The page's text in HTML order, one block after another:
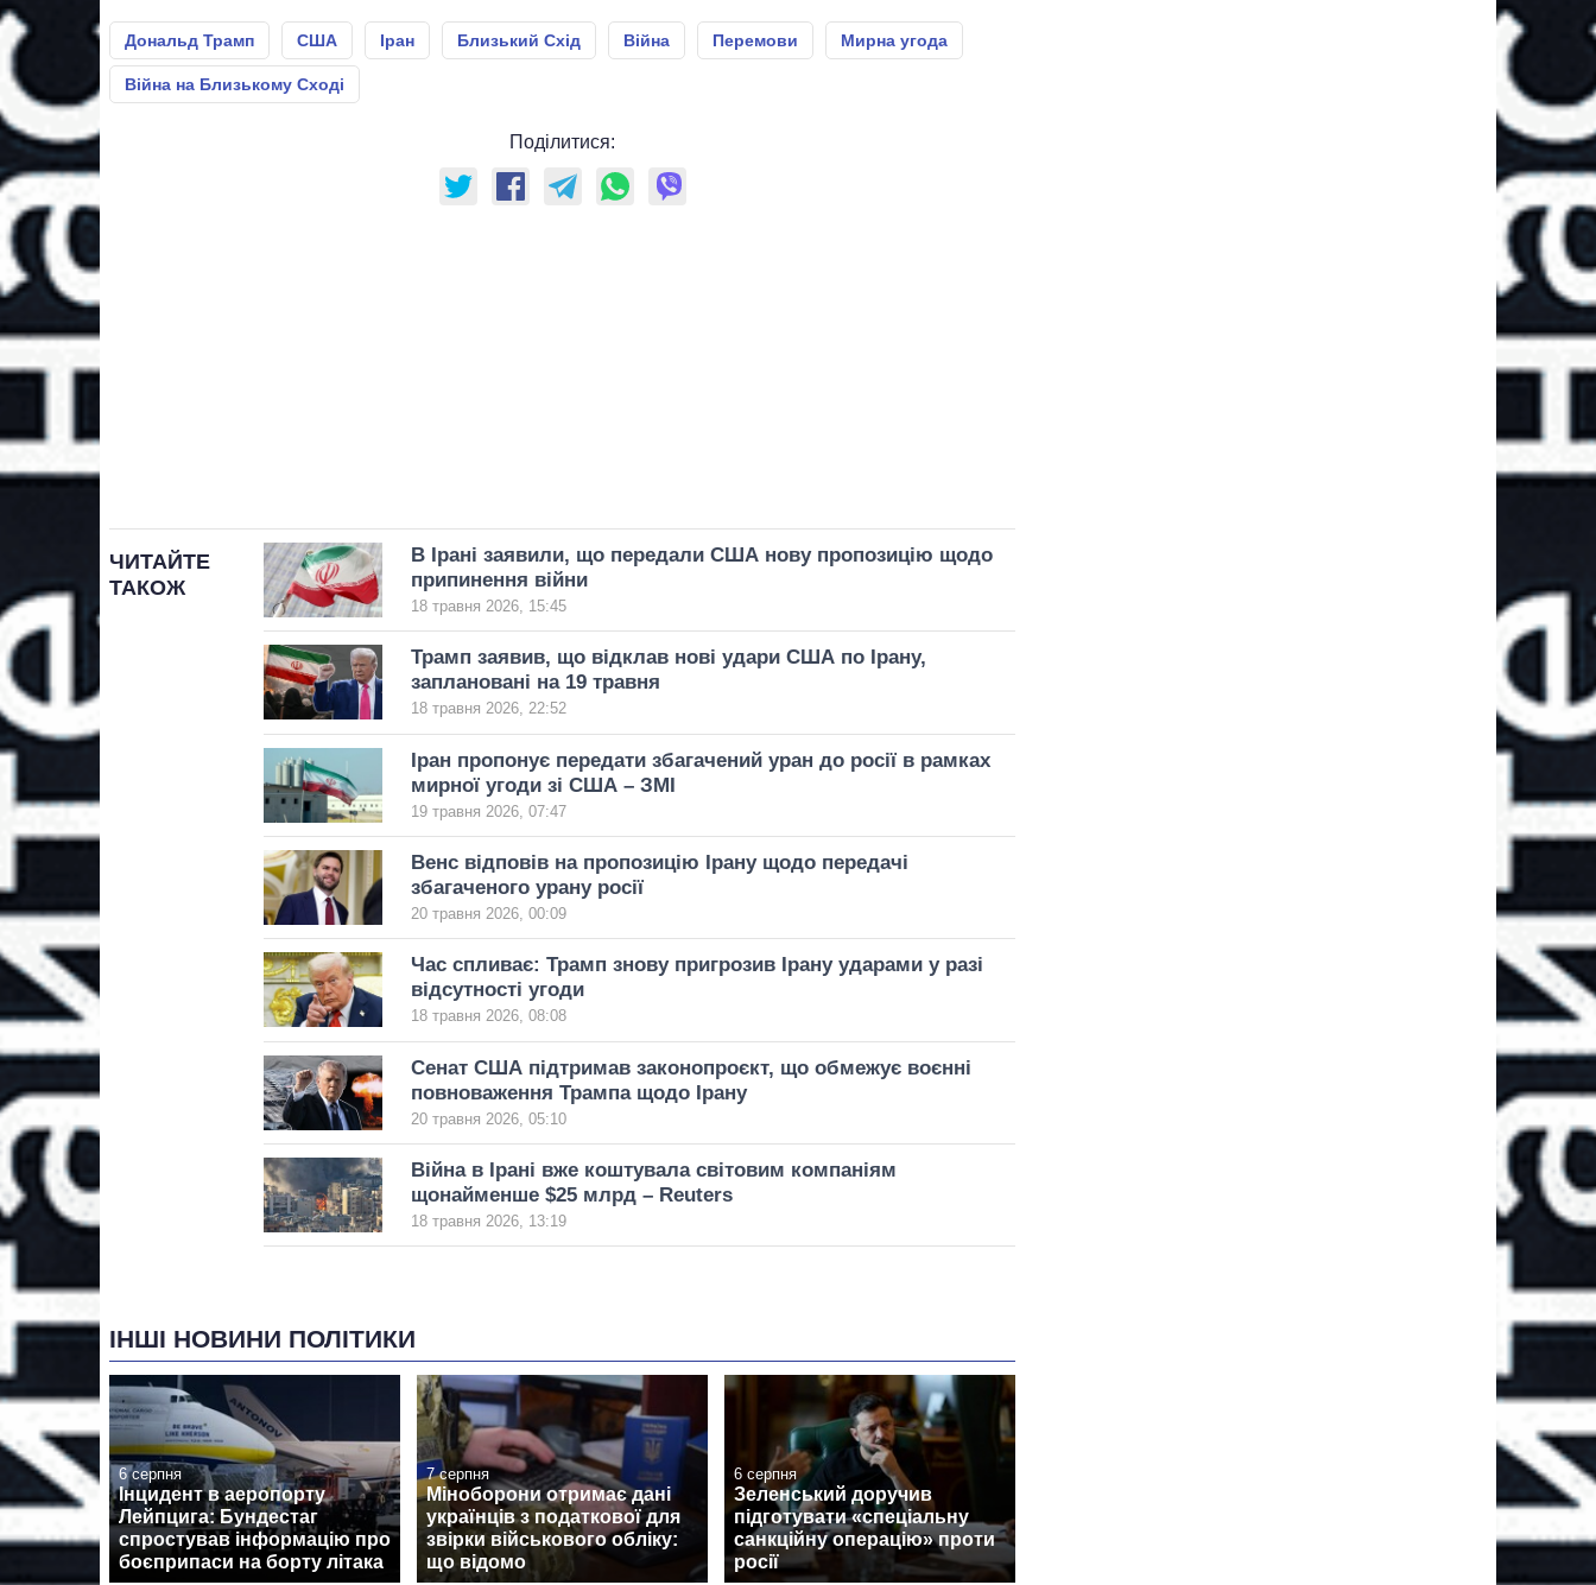
Дональд Трамп США Іран Близький Схід Війна Перемови Мирна угода
Війна на Близькому Сході
Поділитися:
ЧИТАЙТЕ
ТАКОЖ
В Ірані заявили, що передали США нову пропозицію щодо
припинення війни
18 травня 2026, 15:45
Трамп заявив, що відклав нові удари США по Ірану,
заплановані на 19 травня
18 травня 2026, 22:52
Іран пропонує передати збагачений уран до росії в рамках
мирної угоди зі США – ЗМІ
19 травня 2026, 07:47
Венс відповів на пропозицію Ірану щодо передачі
збагаченого урану росії
20 травня 2026, 00:09
Час спливає: Трамп знову пригрозив Ірану ударами у разі
відсутності угоди
18 травня 2026, 08:08
Сенат США підтримав законопроєкт, що обмежує воєнні
повноваження Трампа щодо Ірану
20 травня 2026, 05:10
Війна в Ірані вже коштувала світовим компаніям
щонайменше $25 млрд – Reuters
18 травня 2026, 13:19
ІНШІ НОВИНИ ПОЛІТИКИ
6 серпня
Інцидент в аеропорту
Лейпцига: Бундестаг
спростував інформацію про
боєприпаси на борту літака
7 серпня
Міноборони отримає дані
українців з податкової для
звірки військового обліку:
що відомо
6 серпня
Зеленський доручив
підготувати «спеціальну
санкційну операцію» проти
росії